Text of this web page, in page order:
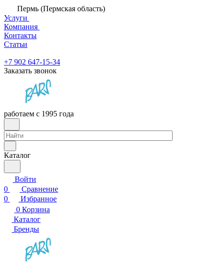
Пермь (Пермская область)
Услуги
Компания
Контакты
Статьи
+7 902 647-15-34
Заказать звонок
работаем с 1995 года
Каталог
Войти
0
Сравнение
0
Избранное
0 Корзина
Каталог
Бренды